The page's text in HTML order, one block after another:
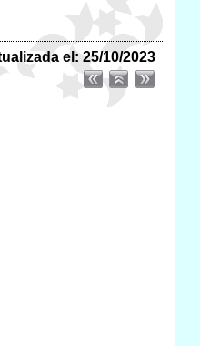
el: 25/10/2023